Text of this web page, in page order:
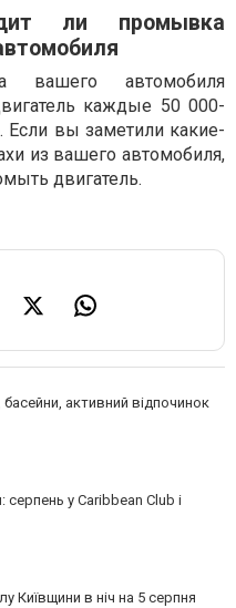
ли промывка
вашего автомобиля
каждые 50 000-
Если вы заметили какие-
из вашего автомобиля,
двигатель.
басейни, активний відпочинок
у Caribbean Club і
Київщини в ніч на 5 серпня